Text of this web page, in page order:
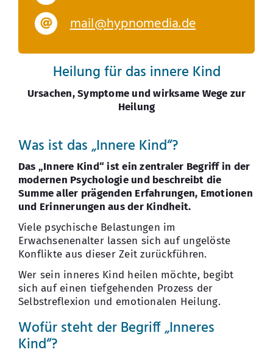
mail@hypnomedia.de
Heilung für das innere Kind
Ursachen, Symptome und wirksame Wege zur
Heilung
Was ist das „Innere Kind“?
Das „Innere Kind“ ist ein zentraler Begriff in der
modernen Psychologie und beschreibt die
Summe aller prägenden Erfahrungen, Emotionen
und Erinnerungen aus der Kindheit.
Viele psychische Belastungen im
Erwachsenenalter lassen sich auf ungelöste
Konflikte aus dieser Zeit zurückführen.
Wer sein inneres Kind heilen möchte, begibt
sich auf einen tiefgehenden Prozess der
Selbstreflexion und emotionalen Heilung.
Wofür steht der Begriff „Inneres
Kind“?